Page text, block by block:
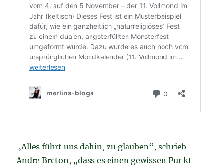
„Alles führt uns dahin, zu glauben“, schrieb
Andre Breton, „dass es einen gewissen Punkt